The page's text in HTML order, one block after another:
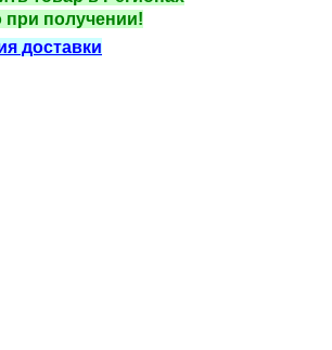
при получении!
доставки